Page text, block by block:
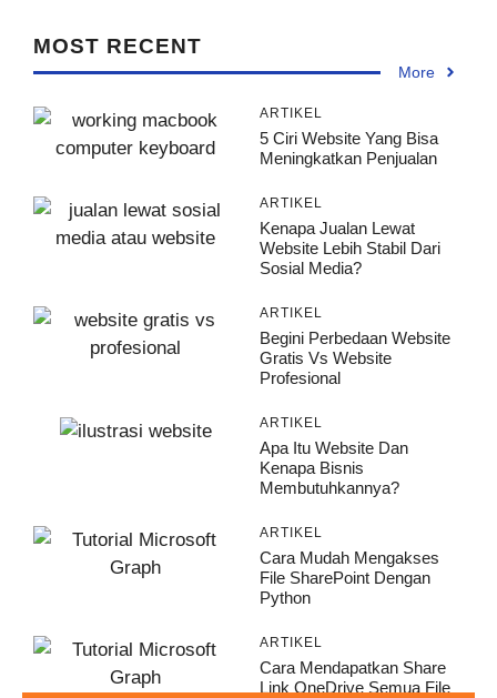
MOST RECENT
More
ARTIKEL
5 Ciri Website Yang Bisa
Meningkatkan Penjualan
ARTIKEL
Kenapa Jualan Lewat
Website Lebih Stabil Dari
Sosial Media?
ARTIKEL
Begini Perbedaan Website
Gratis Vs Website
Profesional
ARTIKEL
Apa Itu Website Dan
Kenapa Bisnis
Membutuhkannya?
ARTIKEL
Cara Mudah Mengakses
File SharePoint Dengan
Python
ARTIKEL
Cara Mendapatkan Share
Link OneDrive Semua File